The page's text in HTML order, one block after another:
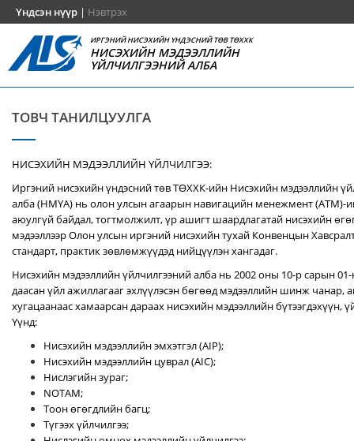
Үндсэн нүүр | Нэвтрэх
ИРГЭНИЙ НИСЭХИЙН ҮНДЭСНИЙ ТӨВ ТӨХХК
НИСЭХИЙН МЭДЭЭЛЛИЙН
ҮЙЛЧИЛГЭЭНИЙ АЛБА
ТОВЧ ТАНИЛЦУУЛГА
НИСЭХИЙН МЭДЭЭЛЛИЙН ҮЙЛЧИЛГЭЭ:
Иргэний нисэхийн үндэсний төв ТӨХХК-ийн Нисэхийн мэдээллийн
алба (НМҮА) нь олон улсын агаарын навигацийн менежмент (ATM)-
аюулгүй байдал, тогтмолжилт, үр ашигт шаардлагатай нисэхийн
мэдээллээр Олон улсын иргэний нисэхийн тухай Конвенцын
стандарт, практик зөвлөмжүүдэд нийцүүлэн хангадаг.
Нисэхийн мэдээллийн үйлчилгээний алба нь 2002 оны 10-р сарын
даасан үйл ажиллагааг эхлүүлэсэн бөгөөд мэдээллийн шинж чанар,
хугацаанаас хамаарсан дараах нисэхийн мэдээллийн бүтээгдэхүүн,
Үүнд:
Нисэхийн мэдээллийн эмхэтгэл (AIP);
Нисэхийн мэдээллийн цуврал (AIC);
Нислэгийн зураг;
NOTAM;
Тоон өгөгдлийн багц;
Түгээх үйлчилгээ;